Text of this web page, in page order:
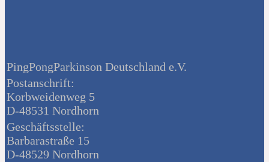
PingPongParkinson Deutschland e.V.
Postanschrift:
Korbweidenweg 5
D-48531 Nordhorn
Geschäftsstelle:
Barbarastraße 15
D-48529 Nordhorn